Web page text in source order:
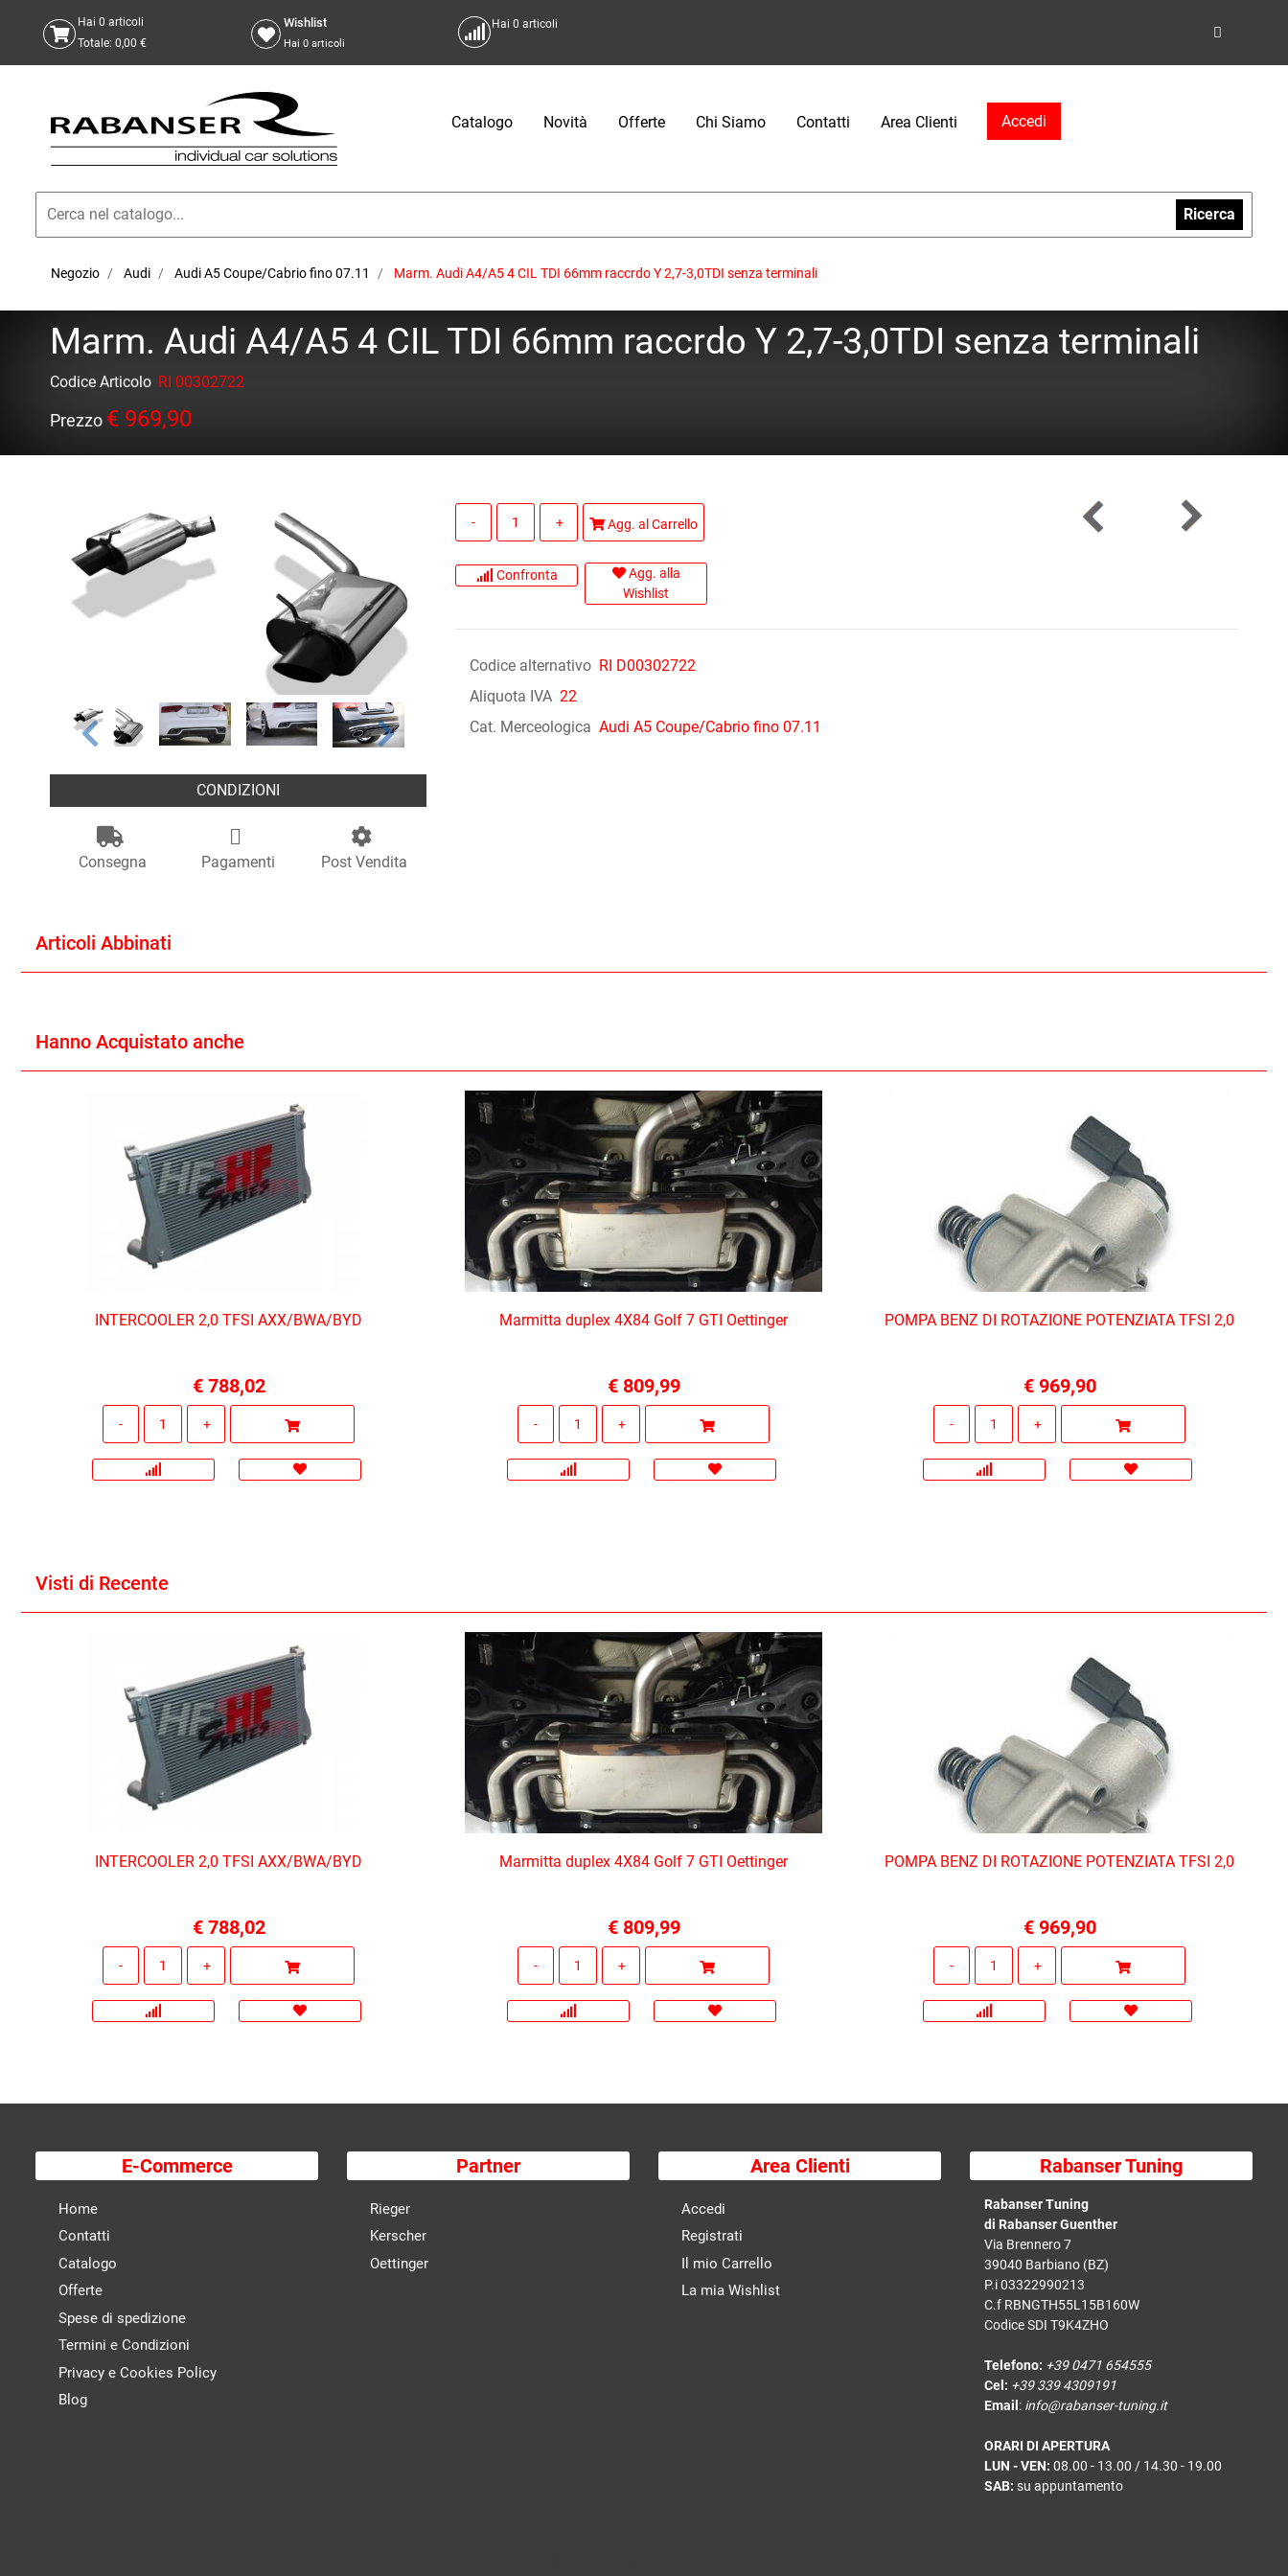
Hai 0 articoli
Totale: 0,00 €
Wishlist
Hai 0 articoli
Hai0 articoli
Catalogo Novità Offerte Chi Siamo Contatti Area Clienti Accedi
Ricerca
Negozio Audi Audi A5 Coupe/Cabrio fino 07.11 Marm. Audi A4/A5 4 CIL TDI 66mm raccrdo Y 2,7-3,0TDI senza terminali
Marm. Audi A4/A5 4 CIL TDI 66mm raccrdo Y 2,7-3,0TDI senza terminali
Codice Articolo RI 00302722
Prezzo € 969,90
CONDIZIONI
Consegna Pagamenti Post Vendita
Quantità
Agg. al Carrello
Confronta
Agg. alla
Wishlist
Codice alternativo RI D00302722
Aliquota IVA 22
Cat. Merceologica Audi A5 Coupe/Cabrio fino 07.11
Articoli Abbinati
Hanno Acquistato anche
INTERCOOLER 2,0 TFSI AXX/BWA/BYD
€ 788,02
Marmitta duplex 4X84 Golf 7 GTI Oettinger
€ 809,99
POMPA BENZ DI ROTAZIONE POTENZIATA TFSI 2,0
€ 969,90
Visti di Recente
INTERCOOLER 2,0 TFSI AXX/BWA/BYD
€ 788,02
Marmitta duplex 4X84 Golf 7 GTI Oettinger
€ 809,99
POMPA BENZ DI ROTAZIONE POTENZIATA TFSI 2,0
€ 969,90
E-Commerce
Home
Contatti
Catalogo
Offerte
Spese di spedizione
Termini e Condizioni
Privacy e Cookies Policy
Blog
Partner
Rieger
Kerscher
Oettinger
Area Clienti
Accedi
Registrati
Il mio Carrello
La mia Wishlist
Rabanser Tuning
Rabanser Tuning
di Rabanser Guenther
Via Brennero 7
39040 Barbiano (BZ)
P.i 03322990213
C.f RBNGTH55L15B160W
Codice SDI T9K4ZHO
Telefono: +39 0471 654555
Cel: +39 339 4309191
Email : info@rabanser-tuning.it
ORARI DI APERTURA
LUN - VEN: 08.00 - 13.00 / 14.30 - 19.00
SAB: su appuntamento